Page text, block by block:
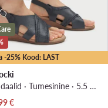
-25% Kood: LAST
Sandaalid · Tumesinine · 5.5 cm
hind
€